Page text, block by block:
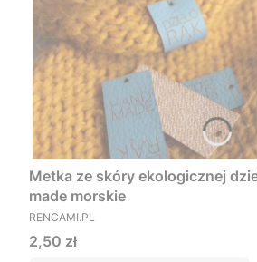
Metka ze skóry ekologicznej
made morskie
PRODUCENT
RENCAMI.PL
Cena
2,50 zł